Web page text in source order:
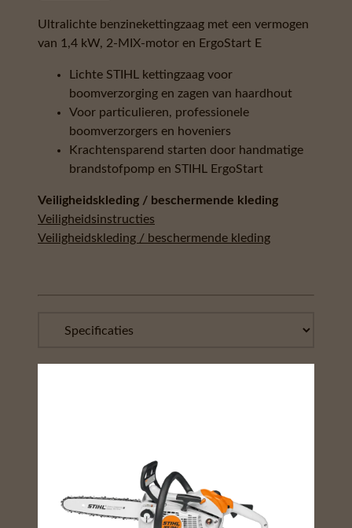
Ultralichte benzinekettingzaag met een vermogen
van 1,4 kW, 2-MIX-motor en ErgoStart E
Lichte STIHL kettingzaag voor
boomverzorging en zagen van haardhout
Voor particulieren, professionele
boomverzorgers en hoveniers
Krachtensparend starten door handmatige
brandstofpomp en STIHL ErgoStart
Veiligheidskleding / beschermende kleding
Veiligheidsinstructies
Veiligheidskleding / beschermende kleding